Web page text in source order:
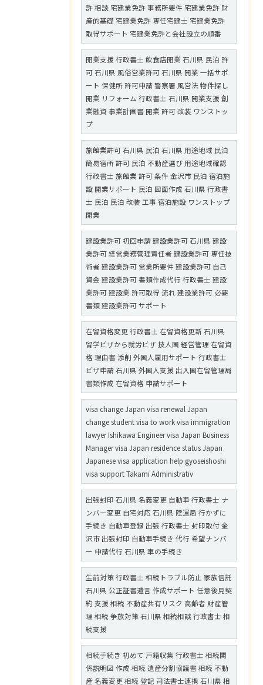
許 相談 宅建業免許 事務所要件 宅建業免許 財
産的基礎 宅建業免許 専任宅建士 宅建業免許
取得サポート 宅建業免許と会社設立の順番
開業支援 行政書士 飲食店開業 石川県 民泊 許
可 石川県 風俗営業許可 石川県 開業 一括サポ
ート 保健所 許可申請 警察署 風営法 物件探し
開業 リフォーム 行政書士 石川県 開業支援 創
業融資 事業計画書 開業 許可 改装 ワンストッ
プ
旅館業許可 石川県 民泊 石川県 用途地域 民泊
簡易宿所 許可 民泊 不動産選び 用途地域確認
行政書士 旅館業 許可 条件 金沢市 民泊 宿泊施
設 開業サポート 民泊 図面作成 石川県 行政書
士 民泊 民泊 改装 工事 宿泊施設 ワンストップ
開業
建設業許可 初回申請 建設業許可 石川県 建設
業許可 経営業務管理責任者 建設業許可 専任技
術者 建設業許可 営業所要件 建設業許可 自己
資金 建設業許可 書類作成代行 行政書士 建設
業許可 建設業 許可取得 流れ 建設業許可 必要
書類 建設業許可 サポート
在留資格変更 行政書士 在留資格更新 石川県
留学ビザから就労ビザ 技人国 経営管理 在留資
格 理由書 添削 外国人雇用サポート 行政書士
ビザ申請 石川県 外国人支援 出入国在留管理局
書類作成 在留資格 申請サポート
visa change Japan visa renewal Japan
change student visa to work visa immigration
lawyer Ishikawa Engineer visa Japan Business
Manager visa Japan residence status Japan
Japanese visa application help gyoseishoshi
visa support Takami Administrativ
出張封印 石川県 名義変更 自動車 行政書士 ナ
ンバー変更 自宅対応 石川県 陸運局 行かずに
手続き 自動車登録 出張 行政書士 封印取付 金
沢市 出張封印 自動車手続き 代行 希望ナンバ
ー 申請代行 石川県 車の手続き
生前対策 行政書士 相続トラブル防止 家族信託
石川県 公正証書遺言 作成サポート 任意後見契
約 支援 相続 不動産共有リスク 高齢者 財産管
理 相続 争族対策 石川県 相続相談 行政書士 相
続支援
相続手続き 初めて 戸籍収集 行政書士 相続関
係説明図 作成 相続 遺産分割協議書 相続 不動
産 名義変更 相続 登記 司法書士連携 石川県 相